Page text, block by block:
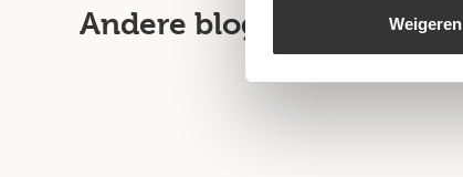
Weigeren
Andere blogartikelen